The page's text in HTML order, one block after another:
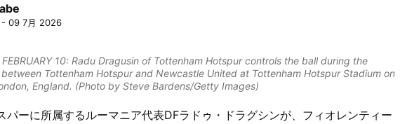
09 7月 2026
10: Radu Dragusin of Tottenham Hotspur controls the ball during the
Tottenham Hotspur and Newcastle United at Tottenham Hotspur Stadium on
England. (Photo by Steve Bardens/Getty Images)
パーに所属するルーマニア代表DFラドゥ・ドラグシンが、フィオレンティー